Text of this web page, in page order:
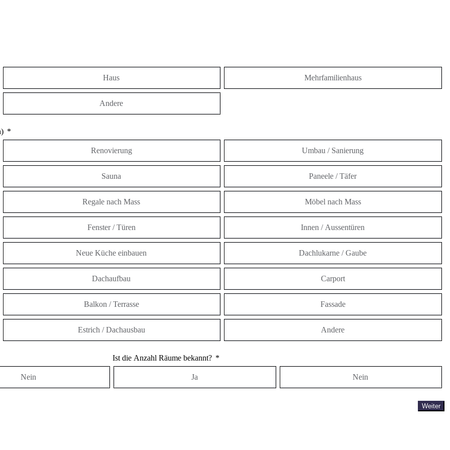
Haus Mehrfamilienhaus
Andere
Renovierung Umbau / Sanierung
Sauna Paneele / Täfer
Regale nach Mass Möbel nach Mass
Fenster / Türen Innen / Aussentüren
Neue Küche einbauen Dachlukarne / Gaube
Dachaufbau Carport
Balkon / Terrasse Fassade
Estrich / Dachausbau Andere
Nein
Ist die Anzahl Räume bekannt?
Ja Nein
Weiter